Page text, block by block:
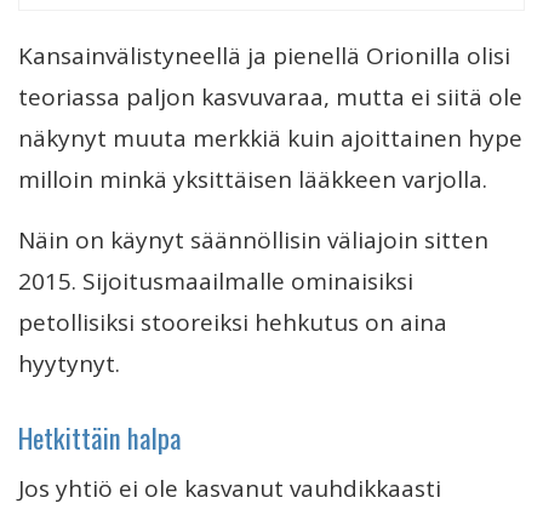
Kansainvälistyneellä ja pienellä Orionilla olisi
teoriassa paljon kasvuvaraa, mutta ei siitä ole
näkynyt muuta merkkiä kuin ajoittainen hype
milloin minkä yksittäisen lääkkeen varjolla.
Näin on käynyt säännöllisin väliajoin sitten
2015. Sijoitusmaailmalle ominaisiksi
petollisiksi stooreiksi hehkutus on aina
hyytynyt.
Hetkittäin halpa
Jos yhtiö ei ole kasvanut vauhdikkaasti